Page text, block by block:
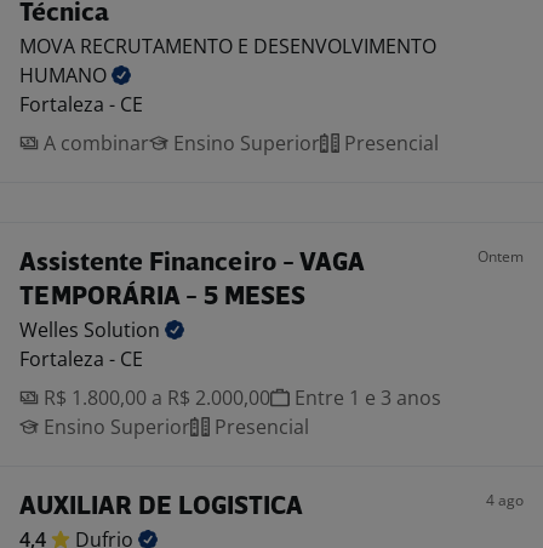
Técnica
MOVA RECRUTAMENTO E DESENVOLVIMENTO
HUMANO
Fortaleza - CE
A combinar
Ensino Superior Presencial
Assistente Financeiro - VAGA
TEMPORÁRIA - 5 MESES
Ontem
Welles Solution
Fortaleza - CE
R$ 1.800,00 a R$ 2.000,00
Entre 1 e 3 anos
Ensino Superior
Presencial
AUXILIAR DE LOGISTICA 4 ago
4,4
Dufrio